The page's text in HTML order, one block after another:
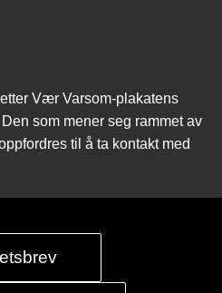
Vær Varsom-plakatens
som mener seg rammet av
til å ta kontakt med